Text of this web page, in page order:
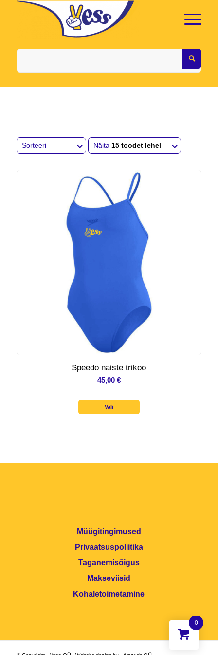
Sorteeri Näita 15 toodet lehel
Speedo naiste trikoo
45,00 €
Vali
Müügitingimused
Privaatsuspoliitika
Taganemisõigus
Makseviisid
Kohaletoimetamine
0